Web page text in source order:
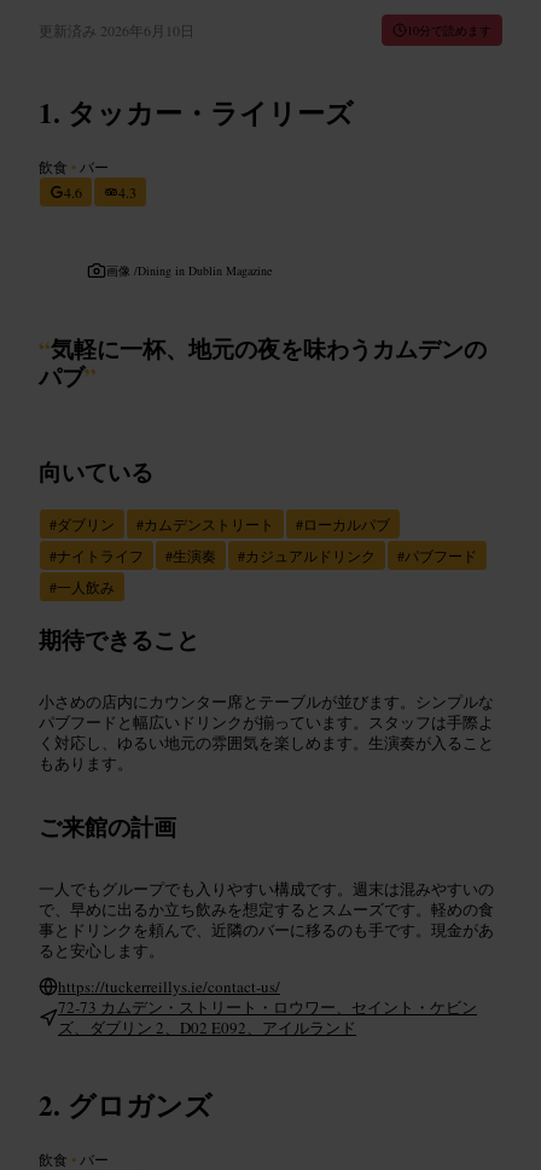
更新済み 2026年6月10日 10分で読めます
タッカー・ライリーズ
飲食 • バー
4.6
4.3
画像 /Dining in Dublin Magazine
“気軽に一杯、地元の夜を味わうカムデンの
パブ”
向いている
#ダブリン #カムデンストリート #ローカルパブ
#ナイトライフ #生演奏 #カジュアルドリンク #パブフード
#一人飲み
期待できること
小さめの店内にカウンター席とテーブルが並びます。シンプルな
パブフードと幅広いドリンクが揃っています。スタッフは手際よ
く対応し、ゆるい地元の雰囲気を楽しめます。生演奏が入ること
もあります。
ご来館の計画
一人でもグループでも入りやすい構成です。週末は混みやすいの
で、早めに出るか立ち飲みを想定するとスムーズです。軽めの食
事とドリンクを頼んで、近隣のバーに移るのも手です。現金があ
ると安心します。
https://tuckerreillys.ie/contact-us/
72-73 カムデン・ストリート・ロウワー、セイント・ケビン
ズ、ダブリン 2、D02 E092、アイルランド
グロガンズ
飲食 • バー